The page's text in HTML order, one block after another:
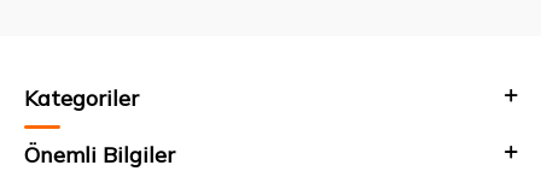
Kategoriler
Önemli Bilgiler